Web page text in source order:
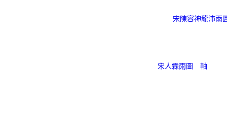
宋陳容神龍沛
宋人霖雨圖 軸